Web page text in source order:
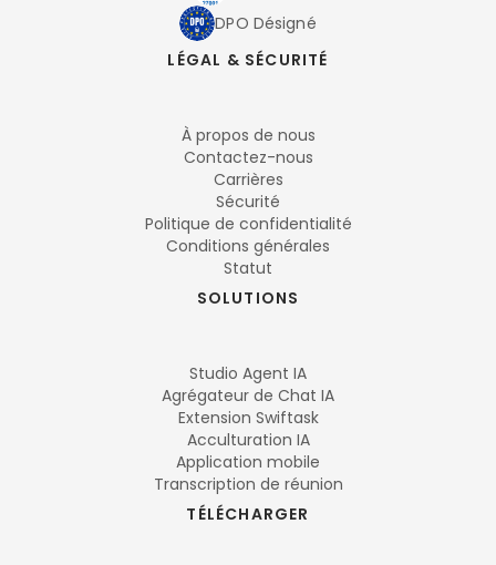
DPO Désigné
LÉGAL & SÉCURITÉ
À propos de nous
Contactez-nous
Carrières
Sécurité
Politique de confidentialité
Conditions générales
Statut
SOLUTIONS
Studio Agent IA
Agrégateur de Chat IA
Extension Swiftask
Acculturation IA
Application mobile
Transcription de réunion
TÉLÉCHARGER